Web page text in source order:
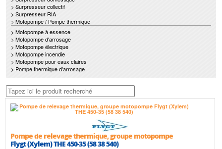
> Surpresseur collectif
> Surpresseur RIA
> Motopompe / Pompe thermique
> Motopompe à essence
> Motopompe d'arrosage
> Motopompe électrique
> Motopompe incendie
> Motopompe pour eaux claires
> Pompe thermique d'arrosage
Pompe de relevage thermique, groupe motopompe
Flygt (Xylem) THE 450-35 (58 38 540)